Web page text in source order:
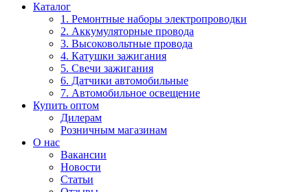
Каталог
1. Ремонтные наборы электропроводки
2. Аккумуляторные провода
3. Высоковольтные провода
4. Катушки зажигания
5. Свечи зажигания
6. Датчики автомобильные
7. Автомобильное освещение
Купить оптом
Дилерам
Розничным магазинам
О нас
Вакансии
Новости
Статьи